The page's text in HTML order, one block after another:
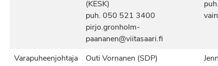
(KESK)
puh. 050 521 3400
pirjo.gronholm-
paananen@viitasaari.fi
Varapuheenjohtaja
Outi Vornanen (SDP)